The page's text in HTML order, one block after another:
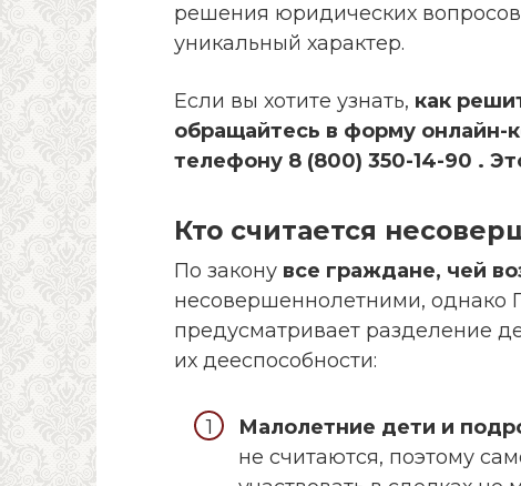
решения юридических
уникальный характер.
Если вы хотите узнать, как
обращайтесь в форму онлайн-
телефону 8 (800) 350-14-90 .
Кто считается
По закону все граждане, чей
несовершеннолетними, однако
предусматривает разделение
их дееспособности:
Малолетние дети и
не считаются, поэтому